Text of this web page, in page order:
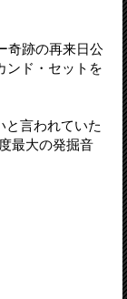
奇跡の再来日公
ンド・セットを
と言われていた
最大の発掘音